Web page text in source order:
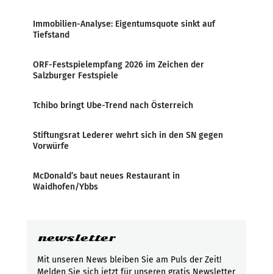
Immobilien-Analyse: Eigentumsquote sinkt auf
Tiefstand
ORF-Festspielempfang 2026 im Zeichen der
Salzburger Festspiele
Tchibo bringt Ube-Trend nach Österreich
Stiftungsrat Lederer wehrt sich in den SN gegen
Vorwürfe
McDonald’s baut neues Restaurant in
Waidhofen/Ybbs
newsletter
Mit unseren News bleiben Sie am Puls der Zeit!
Melden Sie sich jetzt für unseren gratis Newsletter